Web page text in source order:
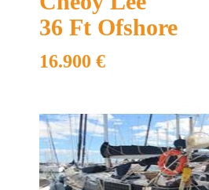
36 Ft Ofshore
16.900 €